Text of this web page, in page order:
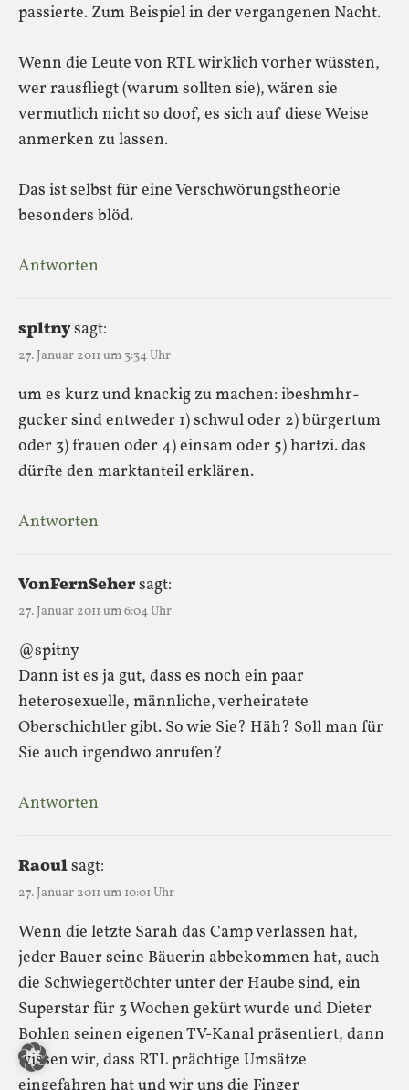
passierte. Zum Beispiel in der vergangenen Nacht.
Wenn die Leute von RTL wirklich vorher wüssten,
wer rausfliegt (warum sollten sie), wären sie
vermutlich nicht so doof, es sich auf diese Weise
anmerken zu lassen.
Das ist selbst für eine Verschwörungstheorie
besonders blöd.
Antworten
spltnysagt:
27. Januar 2011 um 3:34 Uhr
um es kurz und knackig zu machen: ibeshmhr-
gucker sind entweder 1) schwul oder 2) bürgertum
oder 3) frauen oder 4) einsam oder 5) hartzi. das
dürfte den marktanteil erklären.
Antworten
VonFernSehersagt:
27. Januar 2011 um 6:04 Uhr
@spitny
Dann ist es ja gut, dass es noch ein paar
heterosexuelle, männliche, verheiratete
Oberschichtler gibt. So wie Sie? Häh? Soll man für
Sie auch irgendwo anrufen?
Antworten
Raoulsagt:
27. Januar 2011 um 10:01 Uhr
Wenn die letzte Sarah das Camp verlassen hat,
jeder Bauer seine Bäuerin abbekommen hat, auch
die Schwiegertöchter unter der Haube sind, ein
Superstar für 3 Wochen gekürt wurde und Dieter
Bohlen seinen eigenen TV-Kanal präsentiert, dann
wissen wir, dass RTL prächtige Umsätze